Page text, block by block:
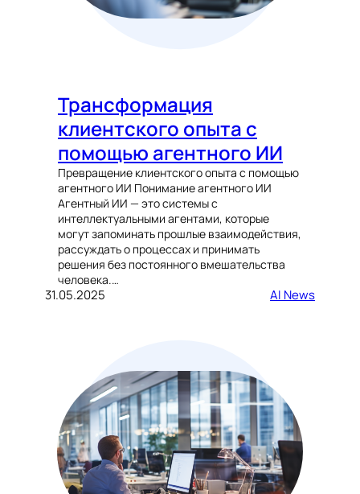
Трансформация
клиентского опыта с
помощью агентного ИИ
Превращение клиентского опыта с помощью
агентного ИИ Понимание агентного ИИ
Агентный ИИ — это системы с
интеллектуальными агентами, которые
могут запоминать прошлые взаимодействия,
рассуждать о процессах и принимать
решения без постоянного вмешательства
человека.…
31.05.2025 AI News